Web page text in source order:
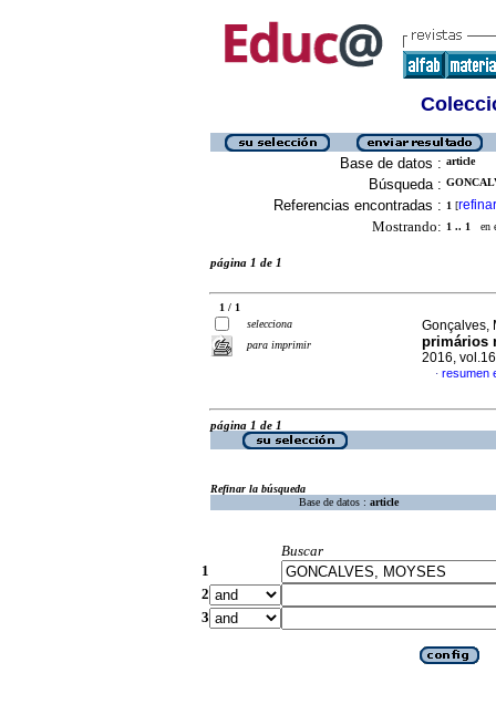
Base de datos : article
Búsqueda :
Referencias encontradas : 1 [refinar
Mostrando: 1 .. 1 en
página 1 de 1
1 / 1
selecciona
para imprimir
Gonçalves,
primários
2016,
· resumen
página 1 de 1
Refinar la búsqueda
Base de datos : article
Buscar
1
2
3